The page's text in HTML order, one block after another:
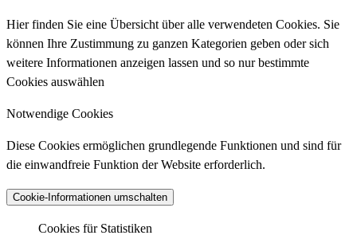
Hier finden Sie eine Übersicht über alle verwendeten Cookies. Sie
können Ihre Zustimmung zu ganzen Kategorien geben oder sich
weitere Informationen anzeigen lassen und so nur bestimmte
Cookies auswählen
Notwendige Cookies
Diese Cookies ermöglichen grundlegende Funktionen und sind für
die einwandfreie Funktion der Website erforderlich.
Cookie-Informationen umschalten
Cookies für Statistiken